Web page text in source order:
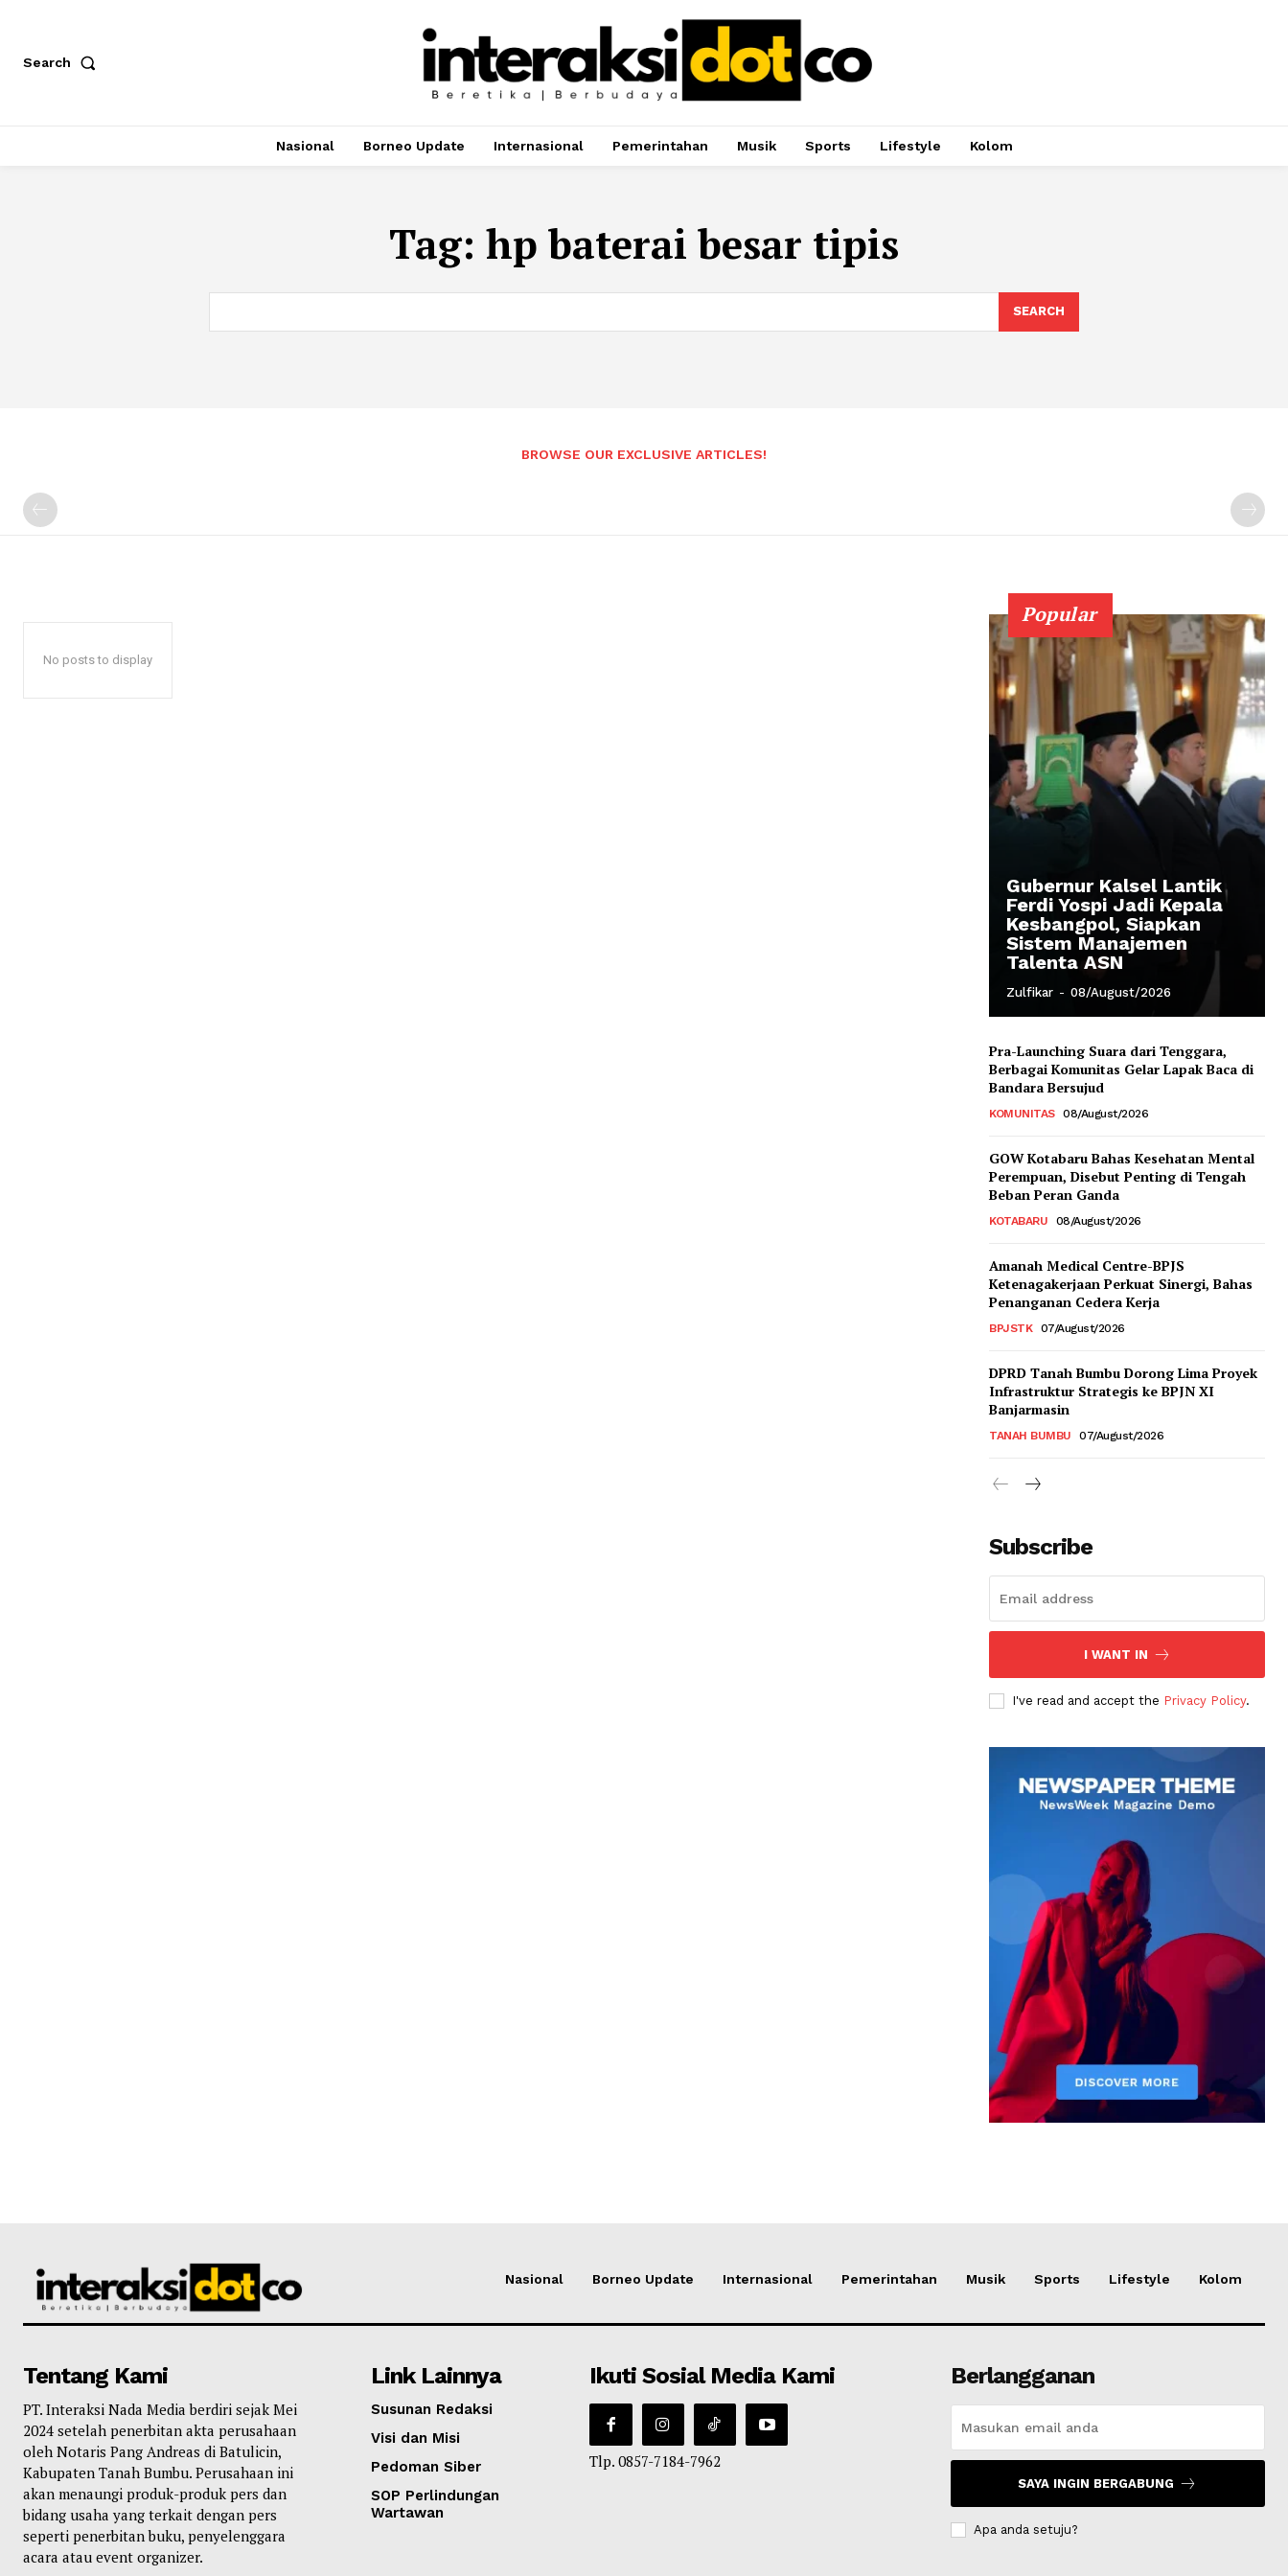
Search
Nasional Borneo Update Internasional Pemerintahan Musik Sports Lifestyle Kolom
Tag: hp baterai besar tipis
SEARCH
BROWSE OUR EXCLUSIVE ARTICLES!
No posts to display
Popular
Gubernur Kalsel Lantik
Ferdi Yospi Jadi Kepala
Kesbangpol, Siapkan
Sistem Manajemen
Talenta ASN
Zulfikar - 08/August/2026
Pra-Launching Suara dari Tenggara,
Berbagai Komunitas Gelar Lapak Baca di
Bandara Bersujud
KOMUNITAS 08/August/2026
GOW Kotabaru Bahas Kesehatan Mental
Perempuan, Disebut Penting di Tengah
Beban Peran Ganda
KOTABARU 08/August/2026
Amanah Medical Centre-BPJS
Ketenagakerjaan Perkuat Sinergi, Bahas
Penanganan Cedera Kerja
BPJSTK 07/August/2026
DPRD Tanah Bumbu Dorong Lima Proyek
Infrastruktur Strategis ke BPJN XI
Banjarmasin
TANAH BUMBU 07/August/2026
Subscribe
I WANT IN
I've read and accept the Privacy Policy.
Nasional Borneo Update Internasional Pemerintahan Musik Sports Lifestyle Kolom
Tentang Kami
PT. Interaksi Nada Media berdiri sejak Mei
2024 setelah penerbitan akta perusahaan
oleh Notaris Pang Andreas di Batulicin,
Kabupaten Tanah Bumbu. Perusahaan ini
akan menaungi produk-produk pers dan
bidang usaha yang terkait dengan pers
seperti penerbitan buku, penyelenggara
acara atau event organizer.
Link Lainnya
Susunan Redaksi
Visi dan Misi
Pedoman Siber
SOP Perlindungan
Wartawan
Ikuti Sosial Media Kami
Tlp. 0857-7184-7962
Berlangganan
SAYA INGIN BERGABUNG
Apa anda setuju?